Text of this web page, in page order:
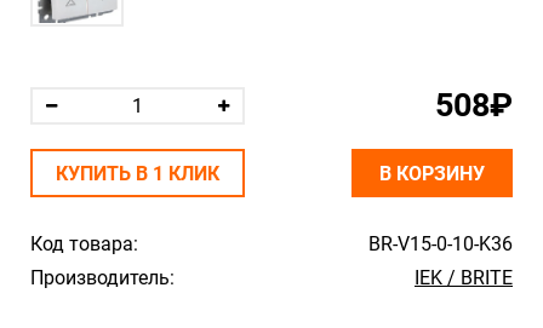
Код товара:
BR-V15-0-10-K36
Производитель:
IEK / BRITE
508₽
КУПИТЬ В 1 КЛИК В КОРЗИНУ